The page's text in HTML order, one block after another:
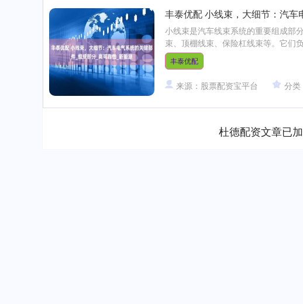
丰泰优配 小线束，大细节：汽
小线束是汽车线束系统的重要组成部
束、顶棚线束、保险杠线束等。它们
丰泰优配
来源：股票配资宝平台 分类
杜德配资文章已